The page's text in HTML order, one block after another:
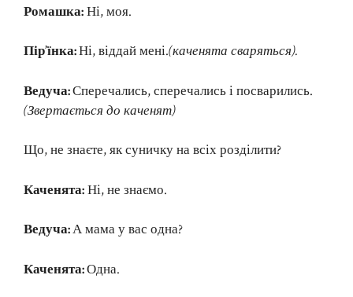
Ромашка:Ні, моя.
Пір’їнка:Ні, віддай мені.(каченята сваряться).
Ведуча:Сперечались, сперечались і посварились.
(Звертається до каченят)
Що, не знаєте, як суничку на всіх розділити?
Каченята:Ні, не знаємо.
Ведуча:А мама у вас одна?
Каченята:Одна.